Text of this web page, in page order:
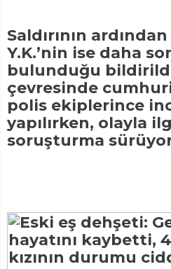
Saldırının
Y.K.’nin ise daha
bulunduğu
çevresinde
polis ekiplerince
yapılırken, olayla
soruşturma